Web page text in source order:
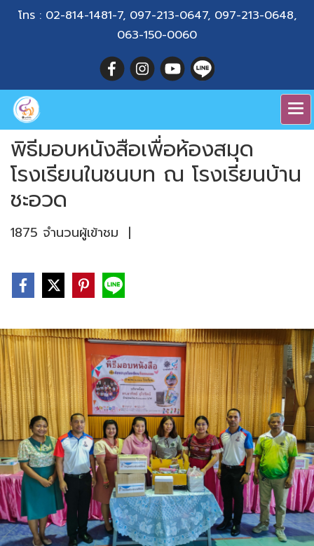
โทร : 02-814-1481-7, 097-213-0647, 097-213-0648,
063-150-0060
พิธีมอบหนังสือเพื่อห้องสมุด
โรงเรียนในชนบท ณ โรงเรียนบ้าน
ชะอวด
1875 จำนวนผู้เข้าชม |